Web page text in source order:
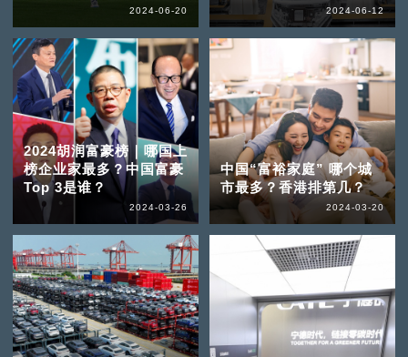
2024-06-20 2024-06-12
2024胡润富豪榜｜哪国上
榜企业家最多？中国富豪
Top 3是谁？
2024-03-26
中国“富裕家庭” 哪个城
市最多？香港排第几？
2024-03-20